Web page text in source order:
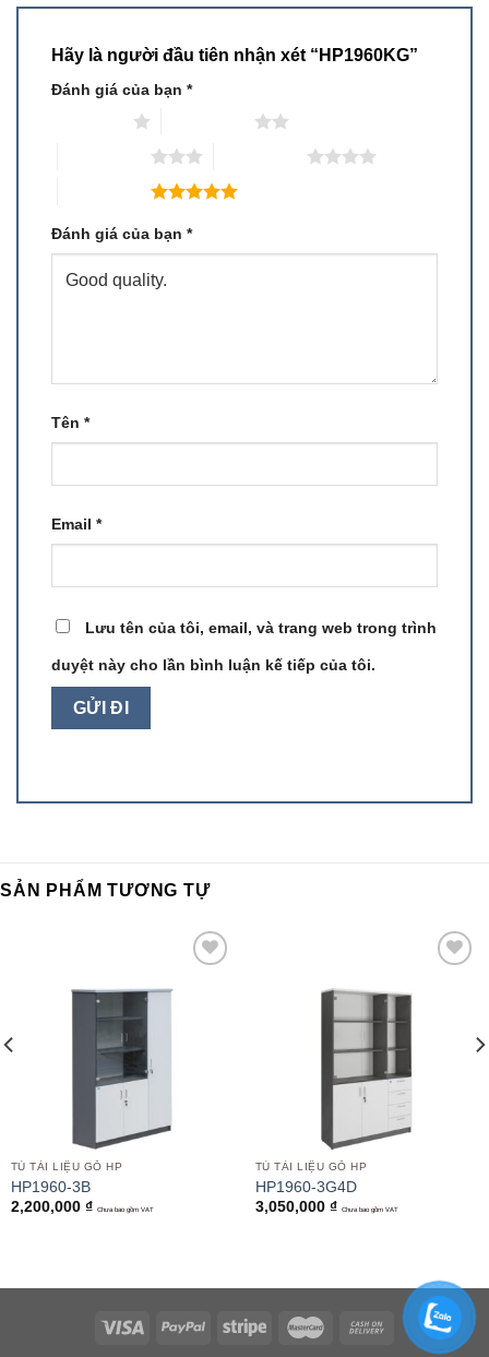
Hãy là người đầu tiên nhận xét “HP1960KG”
Đánh giá của bạn *
Đánh giá của bạn *
Tên *
Email *
Lưu tên của tôi, email, và trang web trong trình
duyệt này cho lần bình luận kế tiếp của tôi.
SẢN PHẨM TƯƠNG TỰ
TỦ TÀI LIỆU GỖ HP
HP1960-3B
2,200,000 ₫ Chưa bao gồm VAT
TỦ TÀI LIỆU GỖ HP
HP1960-3G4D
3,050,000 ₫ Chưa bao gồm VAT